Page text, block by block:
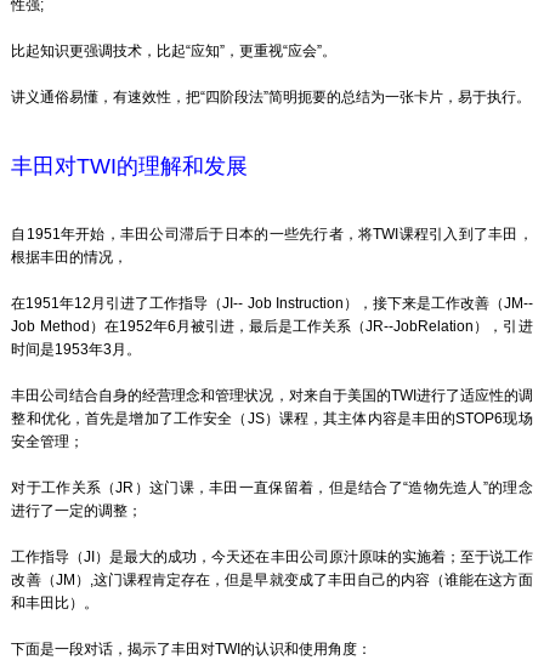
性强;
比起知识更强调技术，比起“应知”，更重视“应会”。
讲义通俗易懂，有速效性，把“四阶段法”简明扼要的总结为一张卡片，易于执行。
丰田对TWI的理解和发展
自1951年开始，丰田公司滞后于日本的一些先行者，将TWI课程引入到了丰田，
根据丰田的情况，
在1951年12月引进了工作指导（JI-- Job Instruction），接下来是工作改善（JM--
Job Method）在1952年6月被引进，最后是工作关系（JR--JobRelation），引进
时间是1953年3月。
丰田公司结合自身的经营理念和管理状况，对来自于美国的TWI进行了适应性的调
整和优化，首先是增加了工作安全（JS）课程，其主体内容是丰田的STOP6现场
安全管理；
对于工作关系（JR）这门课，丰田一直保留着，但是结合了“造物先造人”的理念
进行了一定的调整；
工作指导（JI）是最大的成功，今天还在丰田公司原汁原味的实施着；至于说工作
改善（JM）,这门课程肯定存在，但是早就变成了丰田自己的内容（谁能在这方面
和丰田比）。
下面是一段对话，揭示了丰田对TWI的认识和使用角度：